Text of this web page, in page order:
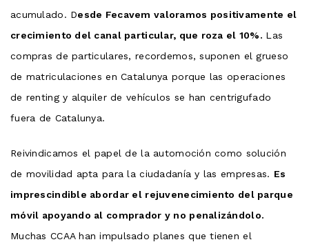
acumulado. Desde Fecavem valoramos positivamente el
crecimiento del canal particular, que roza el 10%. Las
compras de particulares, recordemos, suponen el grueso
de matriculaciones en Catalunya porque las operaciones
de renting y alquiler de vehículos se han centrigufado
fuera de Catalunya.
Reivindicamos el papel de la automoción como solución
de movilidad apta para la ciudadanía y las empresas. Es
imprescindible abordar el rejuvenecimiento del parque
móvil apoyando al comprador y no penalizándolo.
Muchas CCAA han impulsado planes que tienen el